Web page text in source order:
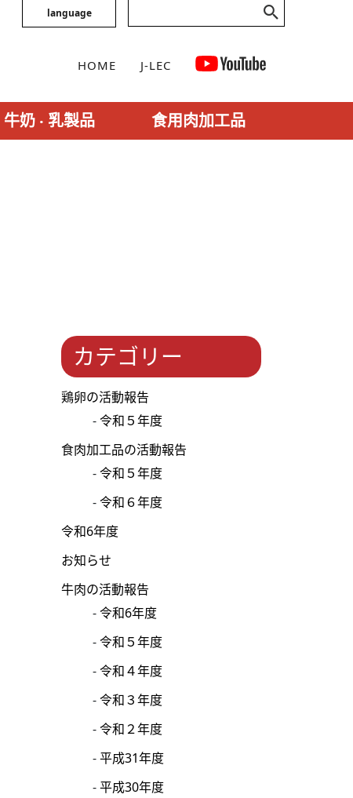
language
HOME J-LEC
牛奶 ‧ 乳製品 食用肉加工品
カテゴリー
鶏卵の活動報告
令和５年度
食肉加工品の活動報告
令和５年度
令和６年度
令和6年度
お知らせ
牛肉の活動報告
令和6年度
令和５年度
令和４年度
令和３年度
令和２年度
平成31年度
平成30年度